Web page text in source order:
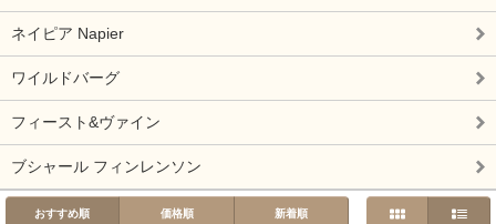
ネイピア Napier
ワイルドバーグ
フィースト&ヴァイン
ブシャール フィンレンソン
おすすめ順 価格順 新着順